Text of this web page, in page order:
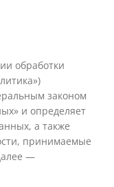
обработки
законом
и определяет
а также
принимаемые
—